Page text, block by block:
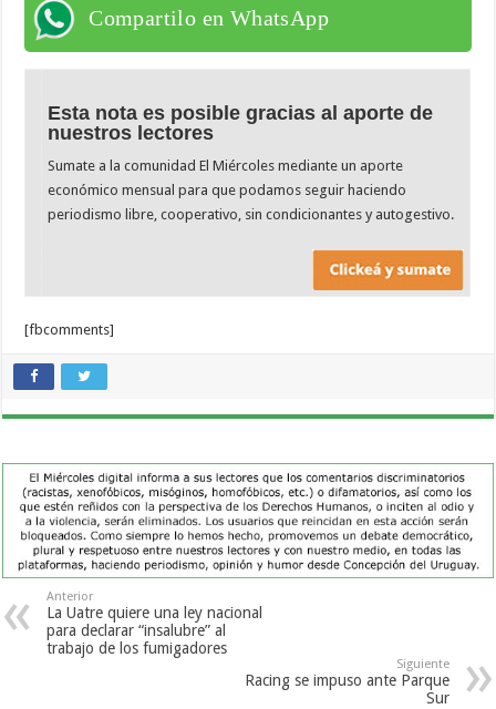
Compartilo en WhatsApp
Esta nota es posible gracias al aporte de
nuestros lectores
Sumate a la comunidad El Miércoles mediante un aporte
económico mensual para que podamos seguir haciendo
periodismo libre, cooperativo, sin condicionantes y autogestivo.
[fbcomments]
Anterior
La Uatre quiere una ley nacional
para declarar “insalubre” al
trabajo de los fumigadores
Siguiente
Racing se impuso ante Parque
Sur